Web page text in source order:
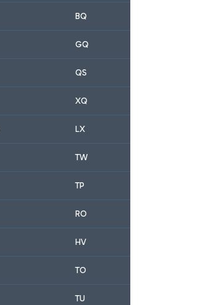
BQ
GQ
QS
XQ
LX
TW
TP
RO
HV
TO
TU